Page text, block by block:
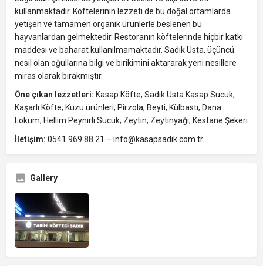
kullanmaktadır. Köftelerinin lezzeti de bu doğal ortamlarda
yetişen ve tamamen organik ürünlerle beslenen bu
hayvanlardan gelmektedir. Restoranın köftelerinde hiçbir katkı
maddesi ve baharat kullanılmamaktadır. Sadık Usta, üçüncü
nesil olan oğullarına bilgi ve birikimini aktararak yeni nesillere
miras olarak bırakmıştır.
Öne çıkan lezzetleri: Kasap Köfte, Sadık Usta Kasap Sucuk;
Kaşarlı Köfte; Kuzu ürünleri; Pirzola; Beyti; Külbastı; Dana
Lokum; Hellim Peynirli Sucuk; Zeytin; Zeytinyağı; Kestane Şekeri
İletişim: 0541 969 88 21 – info@kasapsadik.com.tr
Gallery